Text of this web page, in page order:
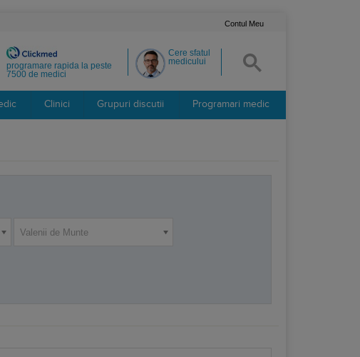
Contul Meu
Cere sfatul
medicului
programare rapida la peste
7500 de medici
Clinici Grupuri discutii Programari medic
Valenii de Munte